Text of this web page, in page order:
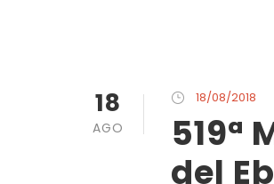
18
AGO
18/08/2018
519ª
del